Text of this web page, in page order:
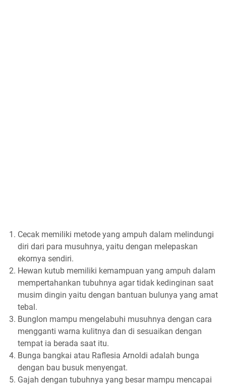
Cecak memiliki metode yang ampuh dalam melindungi
diri dari para musuhnya, yaitu dengan melepaskan
ekornya sendiri.
Hewan kutub memiliki kemampuan yang ampuh dalam
mempertahankan tubuhnya agar tidak kedinginan saat
musim dingin yaitu dengan bantuan bulunya yang amat
tebal.
Bunglon mampu mengelabuhi musuhnya dengan cara
mengganti warna kulitnya dan di sesuaikan dengan
tempat ia berada saat itu.
Bunga bangkai atau Raflesia Arnoldi adalah bunga
dengan bau busuk menyengat.
Gajah dengan tubuhnya yang besar mampu mencapai